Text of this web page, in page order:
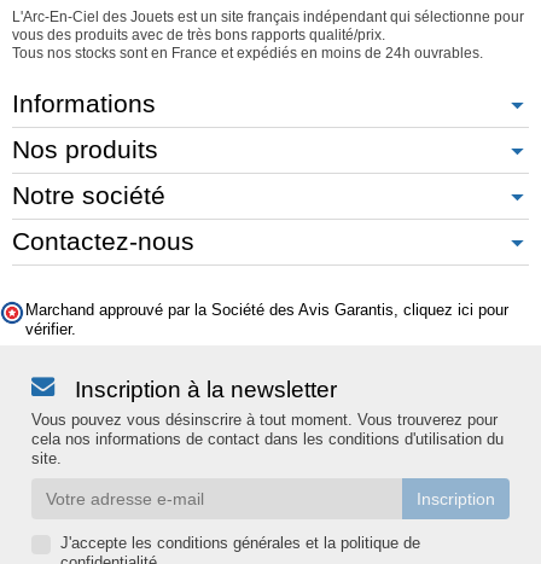
L'Arc-En-Ciel des Jouets est un site français indépendant qui sélectionne pour
vous des produits avec de très bons rapports qualité/prix.
Tous nos stocks sont en France et expédiés en moins de 24h ouvrables.
Informations
Nos produits
Notre société
Contactez-nous
Marchand approuvé par la Société des Avis Garantis, cliquez ici pour
vérifier.
Inscription à la newsletter
Vous pouvez vous désinscrire à tout moment. Vous trouverez pour
cela nos informations de contact dans les conditions d'utilisation du
site.
J'accepte les conditions générales et la politique de